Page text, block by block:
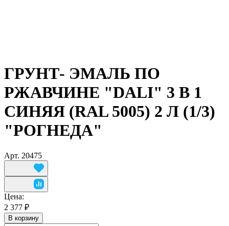
ГРУНТ- ЭМАЛЬ ПО
РЖАВЧИНЕ "DALI" 3 В 1
СИНЯЯ (RAL 5005) 2 Л (1/3)
"РОГНЕДА"
Арт. 20475
Цена:
2 377 ₽
В корзину